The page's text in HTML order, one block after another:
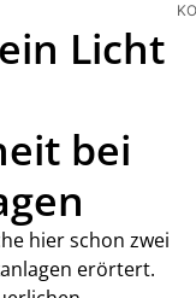
Licht
bei
hier schon zwei
erörtert.